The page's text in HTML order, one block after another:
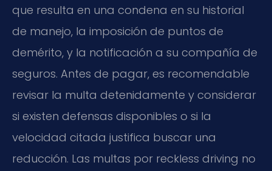
que resulta en una condena en su historial
de manejo, la imposición de puntos de
demérito, y la notificación a su compañía de
seguros. Antes de pagar, es recomendable
revisar la multa detenidamente y considerar
si existen defensas disponibles o si la
velocidad citada justifica buscar una
reducción. Las multas por reckless driving no